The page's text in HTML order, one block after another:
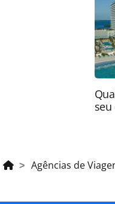
autorização da
seu
Agências de